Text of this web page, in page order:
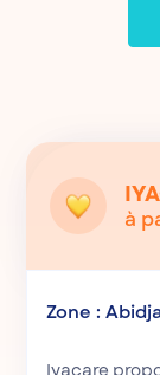
à
Zone :
Iyacare